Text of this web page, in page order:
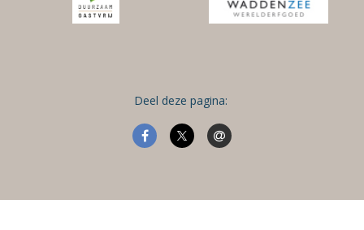
Deel deze pagina: